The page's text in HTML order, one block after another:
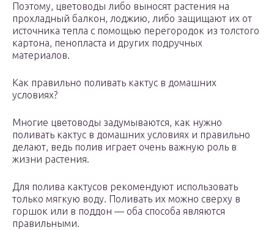
Поэтому, цветоводы либо выносят растения на
прохладный балкон, лоджию, либо защищают их от
источника тепла с помощью перегородок из толстого
картона, пенопласта и других подручных
материалов.
Как правильно поливать кактус в домашних
условиях?
Многие цветоводы задумываются, как нужно
поливать кактус в домашних условиях и правильно
делают, ведь полив играет очень важную роль в
жизни растения.
Для полива кактусов рекомендуют использовать
только мягкую воду. Поливать их можно сверху в
горшок или в поддон — оба способа являются
правильными.